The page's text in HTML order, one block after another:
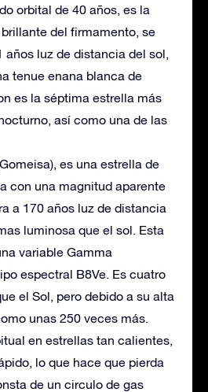
orbital de 40 años, es la
del firmamento, se
años luz de distancia del sol,
tenue enana blanca de
es la séptima estrella más
así como una de las
es una estrella de
con una magnitud aparente
a 170 años luz de distancia
luminosa que el sol. Esta
variable Gamma
espectral B8Ve. Es cuatro
el Sol, pero debido a su alta
unas 250 veces más.
en estrellas tan calientes,
lo que hace que pierda
de un circulo de gas